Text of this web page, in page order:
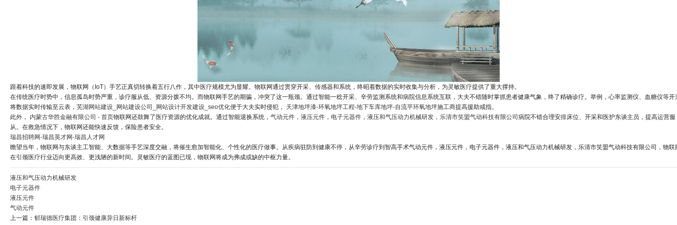
跟着科技的速即发展，物联网（IoT）手艺正真切转换着五行八作，其中医疗规模尤为显耀。物联网通过贯穿开采、传感器和系统，终昭着数据的实时收集与分析，为灵敏医疗提供了重大撑持。
在传统医疗时势中，信息孤岛时势严重，诊疗服从低、资源分拨不均。而物联网手艺的期骗，冲突了这一瓶颈。通过智能一稔开采、辛劳监测系统和病院信息系统互联，大夫不错随时掌抓患者健康气象，终了精确诊疗。举例，心率监测仪、血糖仪等开
将数据实时传输至云表， 芜湖网站建设_网站建设公司_网站设计开发建设_seo优化便于大夫实时侵犯， 天津地坪漆-环氧地坪工程-地下车库地坪-自流平环氧地坪施工商提高援助戒指。
此外， 内蒙古华胜金融有限公司 - 首页物联网还鼓舞了医疗资源的优化成就。通过智能退换系统， 气动元件，液压元件，电子元器件，液压和气压动力机械研发，乐清市笑盟气动科技有限公司 病院不错合理安排床位、开采和医护东谈主员，提高运营服
从。在救急情况下，物联网还能快速反馈，保险患者安全。
瑞昌招聘网-瑞昌英才网-瑞昌人才网
瞻望当年，物联网与东谈主工智能、大数据等手艺深度交融，将催生愈加智能化、个性化的医疗做事。从疾病驻防到健康不停，从辛劳诊疗到智高手术气动元件，液压元件，电子元器件，液压和气压动力机械研发，乐清市笑盟气动科技有限公司，物联
在引颈医疗行业迈向更高效、更浅陋的新时间。灵敏医疗的蓝图已现，物联网将成为弗成或缺的中枢力量。
液压和气压动力机械研发
电子元器件
液压元件
气动元件
上一篇： 郁瑞德医疗集团：引颈健康异日新标杆